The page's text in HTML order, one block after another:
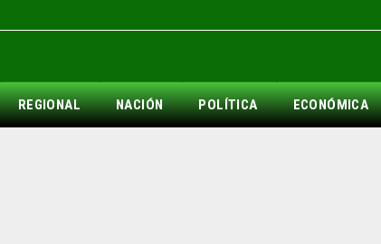
REGIONAL NACIÓN POLÍTICA ECONÓMICA